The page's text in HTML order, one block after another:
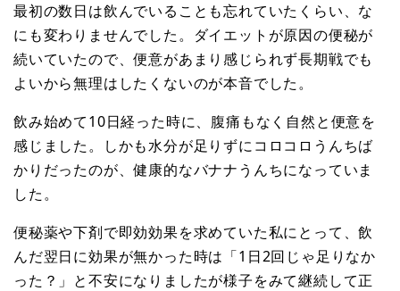
最初の数日は飲んでいることも忘れていたくらい、な
にも変わりませんでした。ダイエットが原因の便秘が
続いていたので、便意があまり感じられず長期戦でも
よいから無理はしたくないのが本音でした。
飲み始めて10日経った時に、腹痛もなく自然と便意を
感じました。しかも水分が足りずにコロコロうんちば
かりだったのが、健康的なバナナうんちになっていま
した。
便秘薬や下剤で即効効果を求めていた私にとって、飲
んだ翌日に効果が無かった時は「1日2回じゃ足りなか
った？」と不安になりましたが様子をみて継続して正